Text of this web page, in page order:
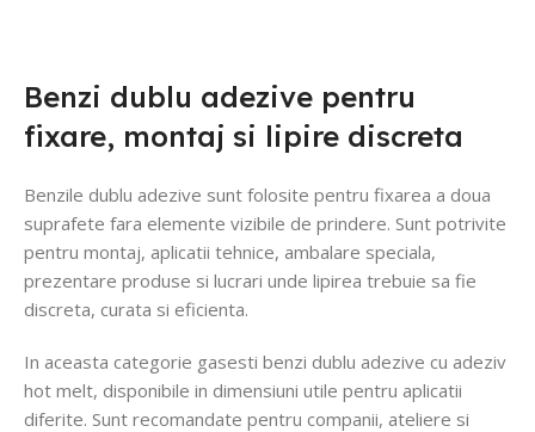
Benzi dublu adezive pentru
fixare, montaj si lipire discreta
Benzile dublu adezive sunt folosite pentru fixarea a doua
suprafete fara elemente vizibile de prindere. Sunt potrivite
pentru montaj, aplicatii tehnice, ambalare speciala,
prezentare produse si lucrari unde lipirea trebuie sa fie
discreta, curata si eficienta.
In aceasta categorie gasesti benzi dublu adezive cu adeziv
hot melt, disponibile in dimensiuni utile pentru aplicatii
diferite. Sunt recomandate pentru companii, ateliere si